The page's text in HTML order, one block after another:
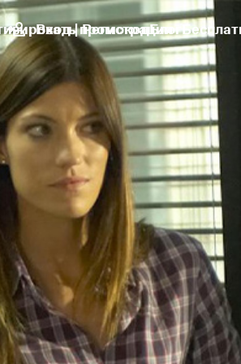
промокодБлог
Вход | Регистрация